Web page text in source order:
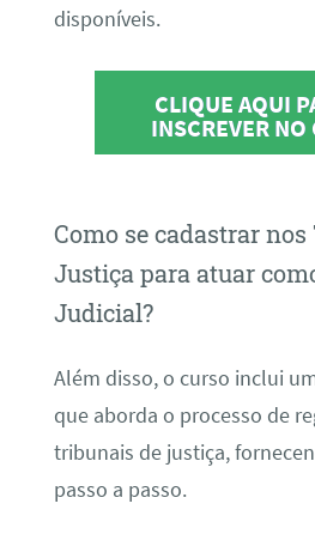
disponíveis.
CLIQUE AQUI
INSCREVER NO
Como se cadastrar
Justiça para atuar
Judicial?
Além disso, o curso inclui
que aborda o processo de
tribunais de justiça,
passo a passo.